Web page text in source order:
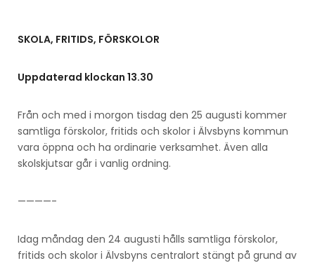
SKOLA, FRITIDS, FÖRSKOLOR
Uppdaterad klockan 13.30
Från och med i morgon tisdag den 25 augusti kommer
samtliga förskolor, fritids och skolor i Älvsbyns kommun
vara öppna och ha ordinarie verksamhet. Även alla
skolskjutsar går i vanlig ordning.
————-
Idag måndag den 24 augusti hålls samtliga förskolor,
fritids och skolor i Älvsbyns centralort stängt på grund av